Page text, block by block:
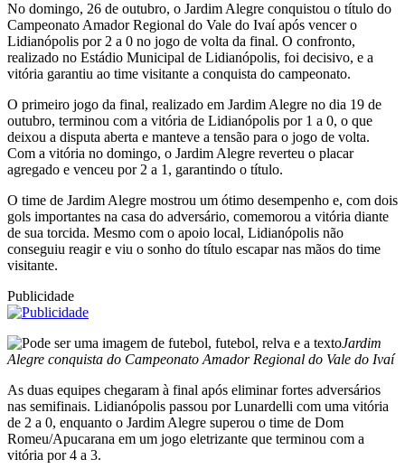
No domingo, 26 de outubro, o Jardim Alegre conquistou o título do
Campeonato Amador Regional do Vale do Ivaí após vencer o
Lidianópolis por 2 a 0 no jogo de volta da final. O confronto,
realizado no Estádio Municipal de Lidianópolis, foi decisivo, e a
vitória garantiu ao time visitante a conquista do campeonato.
O primeiro jogo da final, realizado em Jardim Alegre no dia 19 de
outubro, terminou com a vitória de Lidianópolis por 1 a 0, o que
deixou a disputa aberta e manteve a tensão para o jogo de volta.
Com a vitória no domingo, o Jardim Alegre reverteu o placar
agregado e venceu por 2 a 1, garantindo o título.
O time de Jardim Alegre mostrou um ótimo desempenho e, com dois
gols importantes na casa do adversário, comemorou a vitória diante
de sua torcida. Mesmo com o apoio local, Lidianópolis não
conseguiu reagir e viu o sonho do título escapar nas mãos do time
visitante.
Publicidade
Jardim
Alegre conquista do Campeonato Amador Regional do Vale do Ivaí
As duas equipes chegaram à final após eliminar fortes adversários
nas semifinais. Lidianópolis passou por Lunardelli com uma vitória
de 2 a 0, enquanto o Jardim Alegre superou o time de Dom
Romeu/Apucarana em um jogo eletrizante que terminou com a
vitória por 4 a 3.